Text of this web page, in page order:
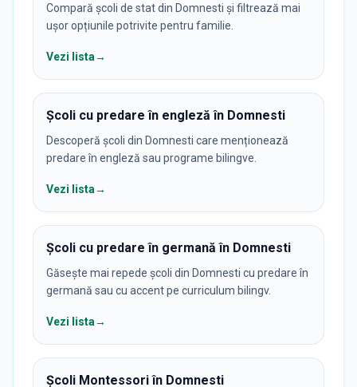
Compară școli de stat din Domnesti și filtrează mai
ușor opțiunile potrivite pentru familie.
Vezi lista→
Școli cu predare în engleză în Domnesti
Descoperă școli din Domnesti care menționează
predare în engleză sau programe bilingve.
Vezi lista→
Școli cu predare în germană în Domnesti
Găsește mai repede școli din Domnesti cu predare în
germană sau cu accent pe curriculum bilingv.
Vezi lista→
Școli Montessori în Domnesti